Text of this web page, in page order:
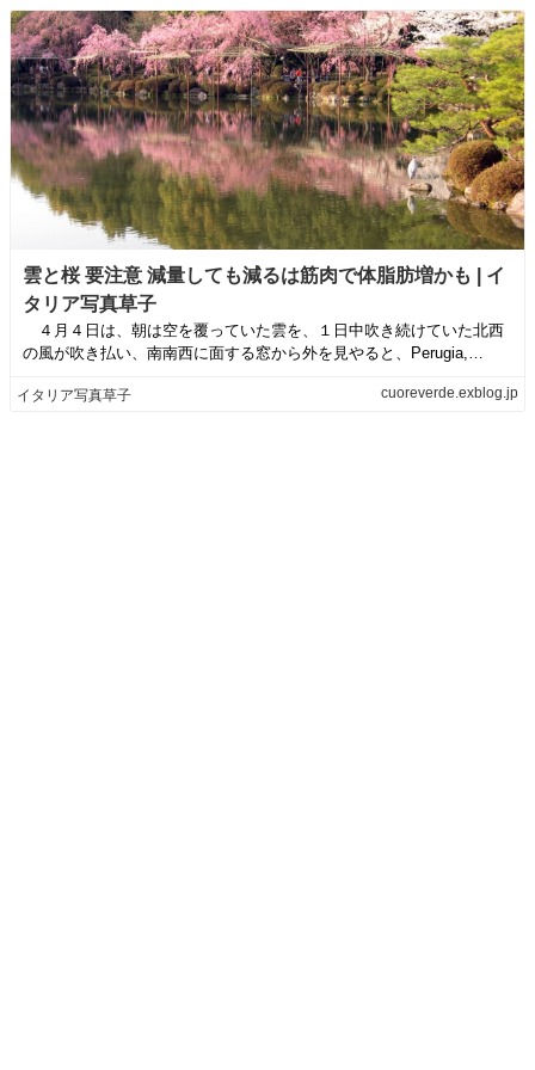
雲と桜 要注意 減量しても減るは筋肉で体脂肪増かも | イ
タリア写真草子
４月４日は、朝は空を覆っていた雲を、１日中吹き続けていた北西
の風が吹き払い、南南西に面する窓から外を見やると、Perugia,
イタリア写真草子 cuoreverde.exblog.jp